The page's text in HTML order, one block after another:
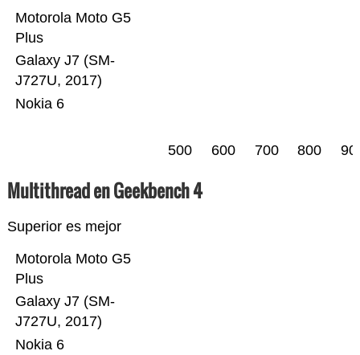
Nokia 6
Galaxy J7 (SM-
J727U, 2017)
Motorola Moto G5
Plus
500 600 700 800
Multithread en Geekbench 4
Superior es mejor
Nokia 6
Galaxy J7 (SM-
J727U, 2017)
Motorola Moto G5
Plus